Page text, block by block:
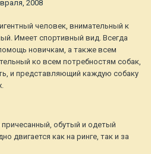
2008
человек, внимательный к
Имеет спортивный вид. Всегда
новичкам, а также всем
ко всем потребностям собак,
и представляющий каждую собаку
обутый и одетый
двигается как на ринге, так и за